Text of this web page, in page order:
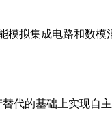
拟集成电路和数模
代的基础上实现自